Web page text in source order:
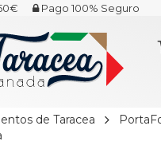
50€ Pago 100% Seguro
de Taracea